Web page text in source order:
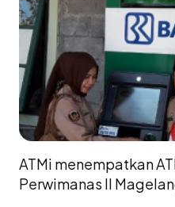
ATMi menempatkan
Perwimanas II